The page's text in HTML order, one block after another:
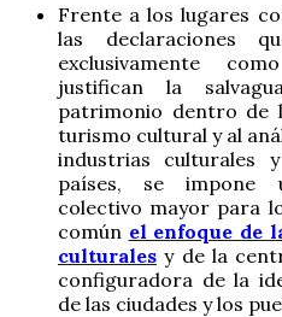
Frente a los lugares
las declaraciones
exclusivamente
justifican la
patrimonio dentro de
turismo cultural y al
industrias culturales
países, se impone
colectivo mayor para
común el enfoque de
culturales y de la
configuradora de la
de las ciudades y los